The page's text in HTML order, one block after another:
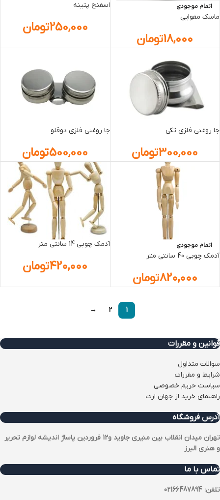
اتمام موجودی
ماسک مقوایی
18,000تومان
اسفنج پتینه
250,000تومان
جا روغنی فلزی تکی
300,000تومان
جا روغنی فلزی دوقلو
500,000تومان
اتمام موجودی
آدمک چوبي 40 سانتی متر
820,000تومان
آدمک چوبي 14 سانتی متر
420,000تومان
1
2
→
قوانین و مقررات
سوالات متداول
شرایط و مقررات
سیاست حریم خصوصی
راهنمای خرید از جهان ارت
آدرس فروشگاه
تهران میدان انقلاب بین منیری جاوید و12 فروردین پاساژ اندیشه لوازم تحریر
و هنری البرز
تماس با ما
تلفن: 02166487894